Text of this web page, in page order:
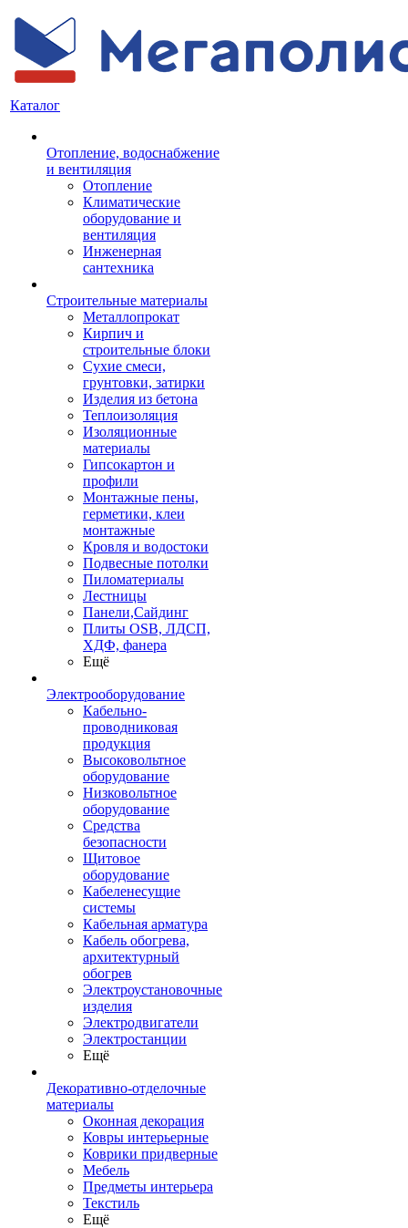
Каталог
Отопление, водоснабжение
и вентиляция
Отопление
Климатические
оборудование и
вентиляция
Инженерная
сантехника
Строительные материалы
Металлопрокат
Кирпич и
строительные блоки
Сухие смеси,
грунтовки, затирки
Изделия из бетона
Теплоизоляция
Изоляционные
материалы
Гипсокартон и
профили
Монтажные пены,
герметики, клеи
монтажные
Кровля и водостоки
Подвесные потолки
Пиломатериалы
Лестницы
Панели,Сайдинг
Плиты OSB, ЛДСП,
ХДФ, фанера
Ещё
Электрооборудование
Кабельно-
проводниковая
продукция
Высоковольтное
оборудование
Низковольтное
оборудование
Средства
безопасности
Щитовое
оборудование
Кабеленесущие
системы
Кабельная арматура
Кабель обогрева,
архитектурный
обогрев
Электроустановочные
изделия
Электродвигатели
Электростанции
Ещё
Декоративно-отделочные
материалы
Оконная декорация
Ковры интерьерные
Коврики придверные
Мебель
Предметы интерьера
Текстиль
Ещё